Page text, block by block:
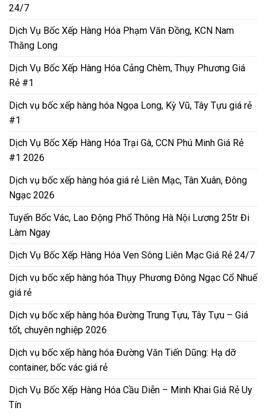
24/7
Dịch Vụ Bốc Xếp Hàng Hóa Phạm Văn Đồng, KCN Nam
Thăng Long
Dịch Vụ Bốc Xếp Hàng Hóa Cảng Chèm, Thụy Phương Giá
Rẻ #1
Dịch vụ bốc xếp hàng hóa Ngọa Long, Kỳ Vũ, Tây Tựu giá rẻ
#1
Dịch Vụ Bốc Xếp Hàng Hóa Trại Gà, CCN Phú Minh Giá Rẻ
#1 2026
Dịch vụ bốc xếp hàng hóa giá rẻ Liên Mạc, Tân Xuân, Đông
Ngạc 2026
Tuyển Bốc Vác, Lao Động Phổ Thông Hà Nội Lương 25tr Đi
Làm Ngay
Dịch Vụ Bốc Xếp Hàng Hóa Ven Sông Liên Mạc Giá Rẻ 24/7
Dịch vụ bốc xếp hàng hóa Thụy Phương Đông Ngạc Cổ Nhuế
giá rẻ
Dịch vụ bốc xếp hàng hóa Đường Trung Tựu, Tây Tựu – Giá
tốt, chuyên nghiệp 2026
Dịch vụ bốc xếp hàng hóa Đường Văn Tiến Dũng: Hạ dỡ
container, bốc vác giá rẻ
Dịch Vụ Bốc Xếp Hàng Hóa Cầu Diễn – Minh Khai Giá Rẻ Uy
Tín